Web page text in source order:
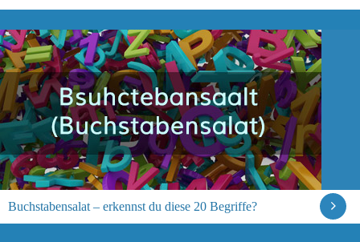
Buchstabensalat – erkennst du diese 20 Begriffe?